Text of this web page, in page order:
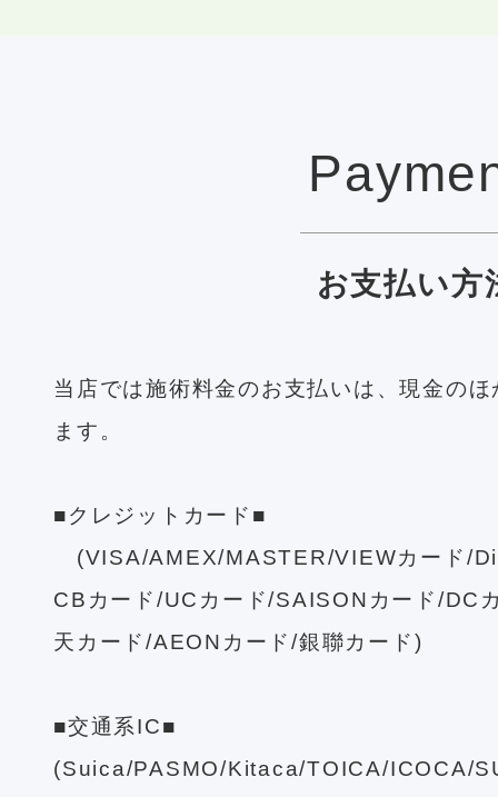
お支払い方
当店では施術料金のお支払いは、現金の
ます。
■クレジットカード■
(VISA/AMEX/MASTER/VIEWカード/
CBカード/UCカード/SAISONカード/DC
天カード/AEONカード/銀聯カード)
■交通系IC■
(Suica/PASMO/Kitaca/TOICA/ICOCA/